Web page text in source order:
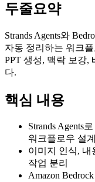
두줄요약
Strands Agents와
자동 정리하는 워크
PPT 생성, 맥락 보강,
다.
핵심 내용
Strands Agents
워크플로우 설계
이미지 인식, 내
작업 분리
Amazon